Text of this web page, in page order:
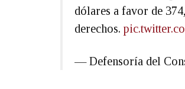
dólares a favor de
derechos.
— Defensoría del